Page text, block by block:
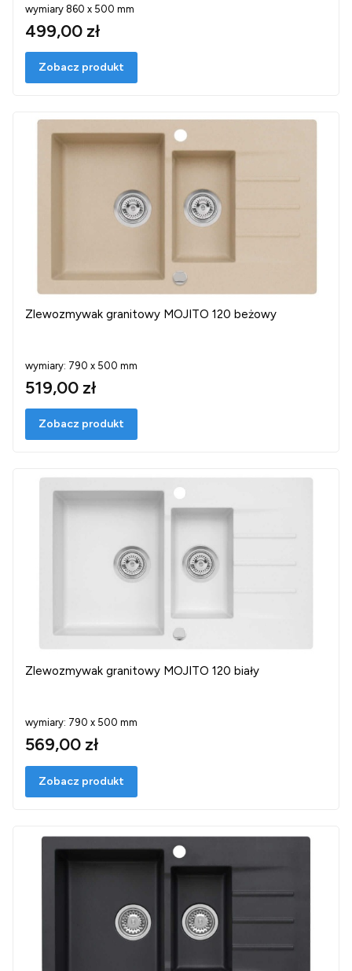
wymiary 860 x 500 mm
499,00 zł
Zobacz produkt
Zlewozmywak granitowy MOJITO 120 beżowy
wymiary: 790 x 500 mm
519,00 zł
Zobacz produkt
Zlewozmywak granitowy MOJITO 120 biały
wymiary: 790 x 500 mm
569,00 zł
Zobacz produkt